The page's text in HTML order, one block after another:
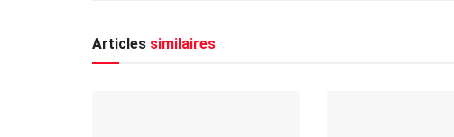
Articles similaires